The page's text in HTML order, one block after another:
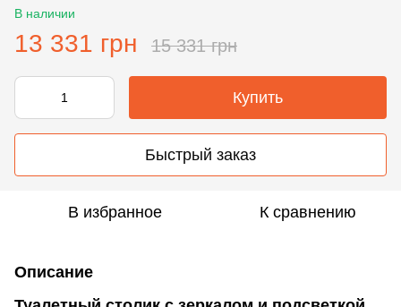
В наличии
13 331 грн 15 331 грн
Купить
Быстрый заказ
В избранное К сравнению
Описание